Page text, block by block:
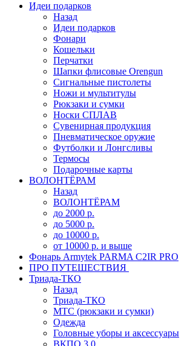
Идеи подарков
Назад
Идеи подарков
Фонари
Кошельки
Перчатки
Шапки флисовые Orengun
Сигнальные пистолеты
Ножи и мультитулы
Рюкзаки и сумки
Носки СПЛАВ
Сувенирная продукция
Пневматическое оружие
Футболки и Лонгсливы
Термосы
Подарочные карты
ВОЛОНТЁРАМ
Назад
ВОЛОНТЁРАМ
до 2000 р.
до 5000 р.
до 10000 р.
от 10000 р. и выше
Фонарь Armytek PARMA C2IR PRO
ПРО ПУТЕШЕСТВИЯ
Триада-ТКО
Назад
Триада-ТКО
МТС (рюкзаки и сумки)
Одежда
Головные уборы и аксессуары
ВКПО 3.0